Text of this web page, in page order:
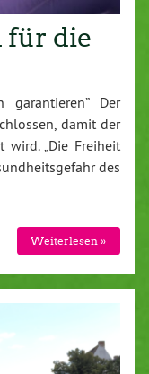
für die
garantieren” Der
damit der
wird. „Die Freiheit
des
Weiterlesen »